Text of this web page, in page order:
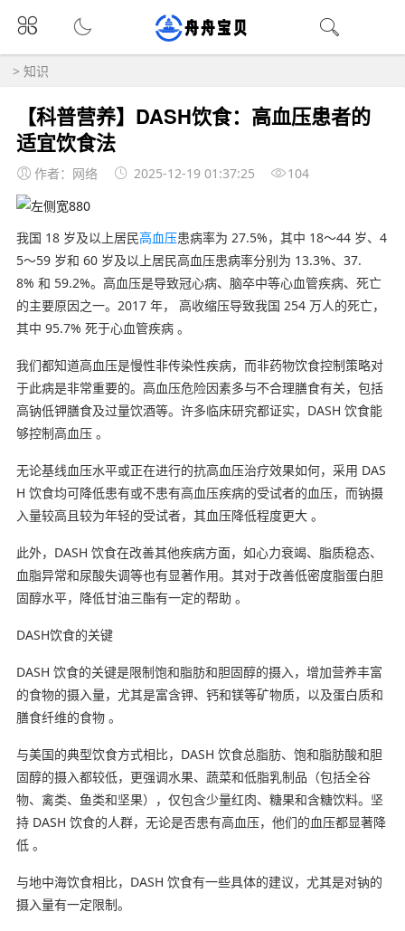
> 知识
【科普营养】DASH饮食：高血压患者的
适宜饮食法
作者：网络 2025-12-19 01:37:25 104
我国 18 岁及以上居民高血压患病率为 27.5%，其中 18～44 岁、4
5～59 岁和 60 岁及以上居民高血压患病率分别为 13.3%、37.
8% 和 59.2%。高血压是导致冠心病、脑卒中等心血管疾病、死亡
的主要原因之一。2017 年， 高收缩压导致我国 254 万人的死亡，
其中 95.7% 死于心血管疾病 。
我们都知道高血压是慢性非传染性疾病，而非药物饮食控制策略对
于此病是非常重要的。高血压危险因素多与不合理膳食有关，包括
高钠低钾膳食及过量饮酒等。许多临床研究都证实，DASH 饮食能
够控制高血压 。
无论基线血压水平或正在进行的抗高血压治疗效果如何，采用 DAS
H 饮食均可降低患有或不患有高血压疾病的受试者的血压，而钠摄
入量较高且较为年轻的受试者，其血压降低程度更大 。
此外，DASH 饮食在改善其他疾病方面，如心力衰竭、脂质稳态、
血脂异常和尿酸失调等也有显著作用。其对于改善低密度脂蛋白胆
固醇水平，降低甘油三酯有一定的帮助 。
DASH饮食的关键
DASH 饮食的关键是限制饱和脂肪和胆固醇的摄入，增加营养丰富
的食物的摄入量，尤其是富含钾、钙和镁等矿物质，以及蛋白质和
膳食纤维的食物 。
与美国的典型饮食方式相比，DASH 饮食总脂肪、饱和脂肪酸和胆
固醇的摄入都较低，更强调水果、蔬菜和低脂乳制品（包括全谷
物、禽类、鱼类和坚果），仅包含少量红肉、糖果和含糖饮料。坚
持 DASH 饮食的人群，无论是否患有高血压，他们的血压都显著降
低 。
与地中海饮食相比，DASH 饮食有一些具体的建议，尤其是对钠的
摄入量有一定限制。